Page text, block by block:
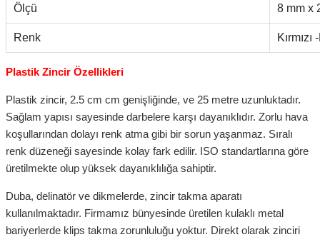
Ölçü 8 mm
Renk
Plastik Zincir Özellikleri
Plastik zincir, 2.5 cm cm genişliğinde, ve 25 metre uzunluktadır.
Sağlam yapısı sayesinde darbelere karşı dayanıklıdır. Zorlu hava
koşullarından dolayı renk atma gibi bir sorun yaşanmaz. Sıralı
renk düzeneği sayesinde kolay fark edilir. ISO standartlarına göre
üretilmekte olup yüksek dayanıklılığa sahiptir.
Duba, delinatör ve dikmelerde, zincir takma aparatı
kullanılmaktadır. Firmamız bünyesinde üretilen kulaklı metal
bariyerlerde klips takma zorunluluğu yoktur. Direkt olarak zinciri